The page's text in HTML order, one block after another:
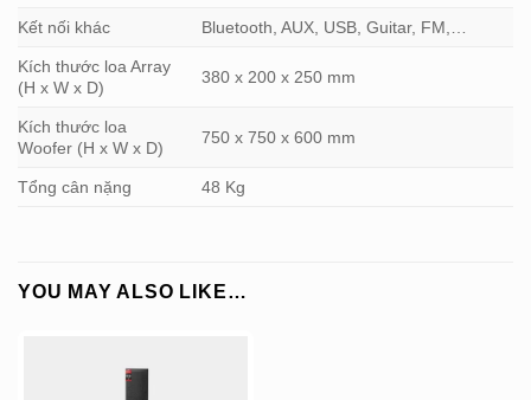
Kết nối khác Bluetooth, AUX, USB, Guitar, FM,…
Kích thước loa Array
(H x W x D)
380 x 200 x 250 mm
Kích thước loa
Woofer (H x W x D)
750 x 750 x 600 mm
Tổng cân nặng 48 Kg
YOU MAY ALSO LIKE…